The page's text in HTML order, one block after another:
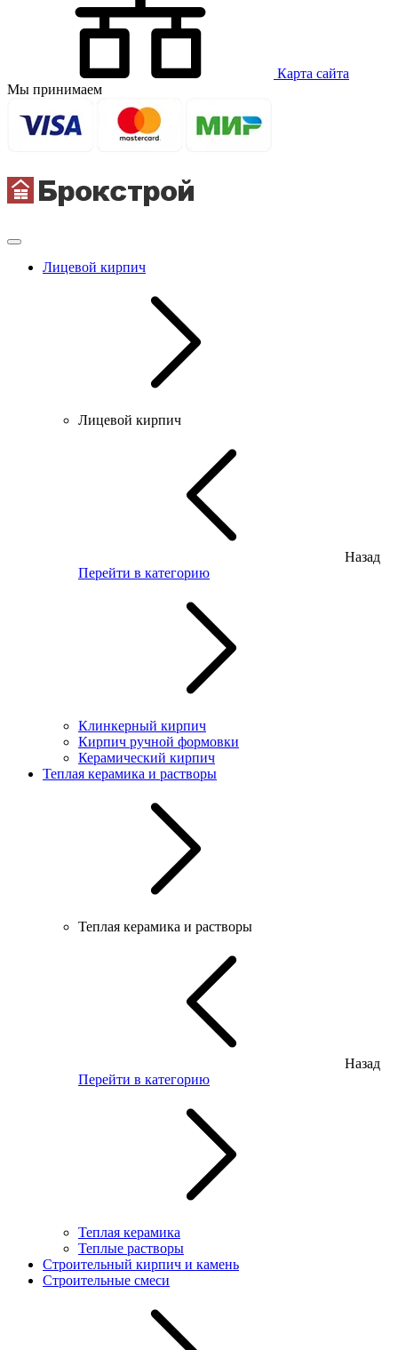
Карта сайта
Мы принимаем
Лицевой кирпич
Лицевой кирпич
Назад
Перейти в категорию
Клинкерный кирпич
Кирпич ручной формовки
Керамический кирпич
Теплая керамика и растворы
Теплая керамика и растворы
Назад
Перейти в категорию
Теплая керамика
Теплые растворы
Строительный кирпич и камень
Строительные смеси